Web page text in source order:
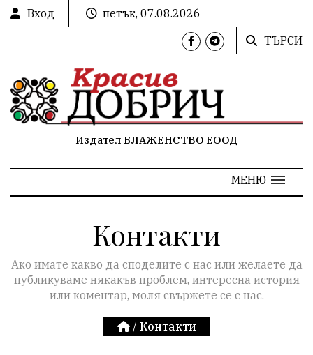
Вход
петък, 07.08.2026
ТЪРСИ
Издател БЛАЖЕНСТВО ЕООД
МЕНЮ
Контакти
Ако имате какво да споделите с нас или желаете да
публикуваме някакъв проблем, интересна история
или коментар, моля свържете се с нас.
/ Контакти